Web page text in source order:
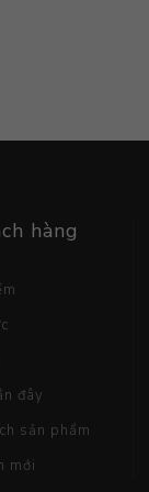
hàng
đây
sản phẩm
mới